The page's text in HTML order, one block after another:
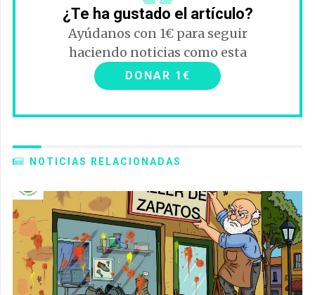
¿Te ha gustado el artículo?
Ayúdanos con 1€ para seguir
haciendo noticias como esta
DONAR 1€
NOTICIAS RELACIONADAS